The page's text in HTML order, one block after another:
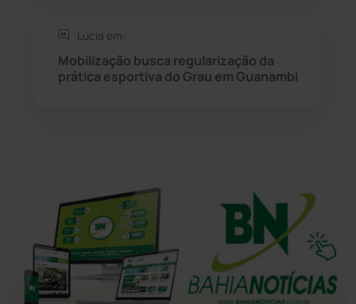
Lúcia em:
Mobilização busca regularização da
prática esportiva do Grau em Guanambi